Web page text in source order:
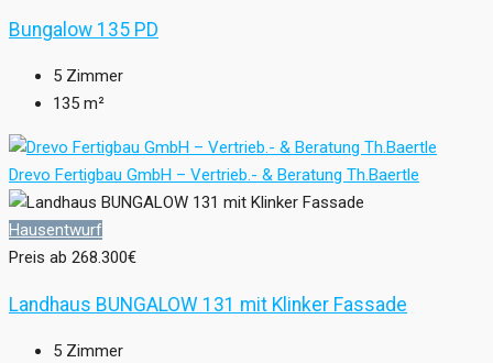
Bungalow 135 PD
5 Zimmer
135 m²
Drevo Fertigbau GmbH – Vertrieb.- & Beratung Th.Baertle
Hausentwurf
Preis ab 268.300€
Landhaus BUNGALOW 131 mit Klinker Fassade
5 Zimmer